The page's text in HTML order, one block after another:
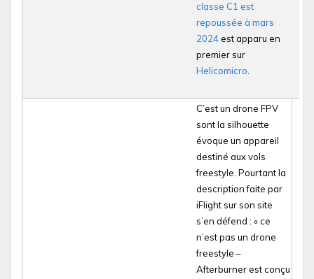
classe C1 est
repoussée à mars
2024est apparu en
premier sur
Helicomicro
C’est un drone FPV
sont la silhouette
évoque un appareil
destiné aux vols
freestyle. Pourtant la
description faite par
iFlight sur son site
s’en défend : « ce
n’est pas un drone
freestyle –
Afterburner est conçu